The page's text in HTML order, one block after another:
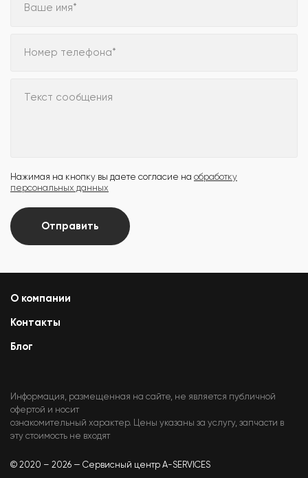
Ваше имя*
Номер телефона*
Текст сообщения
Нажимая на кнопку вы даете согласие на обработку
персональных данных
Отправить
О компании
Контакты
Блог
Информация, размещенная на сайте, не является публичной
офертой и носит
ознакомительный характер. Цены указаны за услугу, запчасти в
эту стоимость не входят
© 2020 – 2026 — Сервисный центр A-SERVICES